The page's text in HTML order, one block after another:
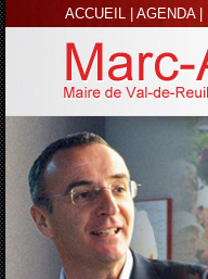
ACCUEIL AGENDA|